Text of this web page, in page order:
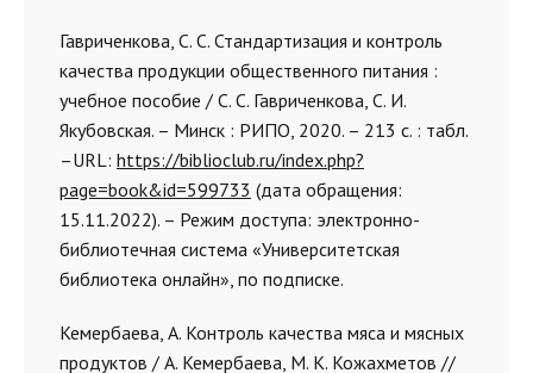
Гавриченкова, С. С. Стандартизация и контроль
качества продукции общественного питания :
учебное пособие / С. С. Гавриченкова, С. И.
Якубовская. – Минск : РИПО, 2020. – 213 с. : табл.
–URL: https://biblioclub.ru/index.php?
page=book&id=599733 (дата обращения:
15.11.2022). – Режим доступа: электронно-
библиотечная система «Университетская
библиотека онлайн», по подписке.
Кемербаева, А. Контроль качества мяса и мясных
продуктов / А. Кемербаева, М. К. Кожахметов //